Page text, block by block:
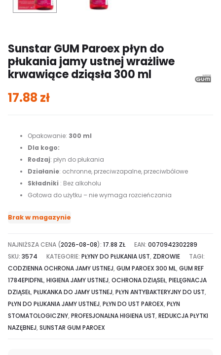
Sunstar GUM Paroex płyn do
płukania jamy ustnej wrażliwe
krwawiące dziąsła 300 ml
17.88 zł
Opakowanie: 300 ml
Dla kogo:
Rodzaj: płyn do płukania
Działanie: ochronne, przeciwzapalne, przeciwbólowe
Składniki : Bez alkoholu
Gotowa do użytku – nie wymaga rozcieńczania
Brak w magazynie
NAJNIŻSZA CENA (2026-08-08):17.88 ZŁ EAN:0070942302289
SKU:3574 KATEGORIE:PŁYNY DO PŁUKANIA UST, ZDROWIE
TAGI:
CODZIENNA OCHRONA JAMY USTNEJ,GUM PAROEX 300 ML,GUM REF
1784EPIDFNL,HIGIENA JAMY USTNEJ,OCHRONA DZIĄSEŁ,PIELĘGNACJA
DZIĄSEŁ,PŁUKANKA DO JAMY USTNEJ,PŁYN ANTYBAKTERYJNY DO UST,
PŁYN DO PŁUKANIA JAMY USTNEJ,PŁYN DO UST PAROEX,PŁYN
STOMATOLOGICZNY,PROFESJONALNA HIGIENA UST,REDUKCJA PŁYTKI
NAZĘBNEJ,SUNSTAR GUM PAROEX